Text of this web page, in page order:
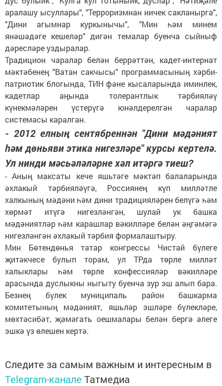
аралашу ысуллары", "Терроризмнан ничек сакланырга",
"Дини агымнар куркынычы", "Мин һәм минем
янәшәдәге кешеләр" дигән темалар буенча сыйныф
дәресләре уздыралар.
Традицион чаралар белән беррәттән, кадет-интернат
мәктәбенең "Ватан сакчысы" программасының хәрби-
патриотик блогында, ТИН фәне кысаларында иминлек,
кадетлар аңында толерантлык тәрбияләү
күнекмәләрен үстерүгә юнәлдерелгән чаралар
системасы каралган.
- 2012 елның сентябреннән "Дини мәдәният
һәм дөньяви этика нигезләре" курсы кертелә.
Ул нинди мәсьәләләрне хәл итәргә тиеш?
- Аның максаты кече яшьтәге мәктәп балаларында
әхлакый тәрбияләүгә, Россиянең күп милләтле
халкының мәдәни һәм дини традицияләрен белүгә һәм
хөрмәт итүгә нигезләнгән, шулай ук башка
мәдәниятләр һәм карашлар вәкилләре белән әңгәмәгә
нигезләнгән әхлакый тәрбия формалаштыру.
Мин Бөтендөнья татар конгрессы Чистай бүлеге
җитәкчесе булып торам, ул ТРда төрле милләт
халыклары һәм төрле конфессияләр вәкилләре
арасында дуслыкны ныгыту буенча зур эш алып бара.
Безнең бүлек муниципаль район башкарма
комитетының мәдәният, яшьләр эшләре бүлекләре,
мөхтәсибәт, җәмәгать оешмалары белән бергә әлеге
эшкә үз өлешен кертә.
Следите за самым важным и интересным в
Telegram-канале Татмедиа